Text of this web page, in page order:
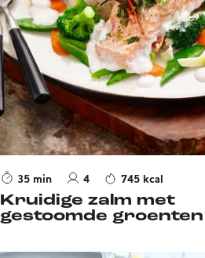
35 min 4 745 kcal
Kruidige zalm met
gestoomde groenten